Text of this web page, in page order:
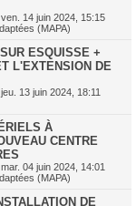
ven. 14 juin 2024, 15:15
(MAPA)
ESQUISSE +
L'EXTENSION DE
jeu. 13 juin 2024, 18:11
À
CENTRE
mar. 04 juin 2024, 14:01
(MAPA)
DE